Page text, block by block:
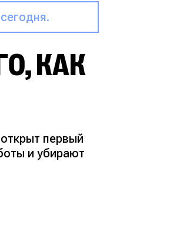
КАК
первый
и убирают